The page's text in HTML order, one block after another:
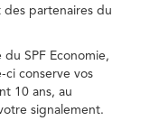
des partenaires du
du SPF Economie,
ci conserve vos
10 ans, au
signalement.